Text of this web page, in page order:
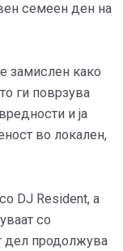
семеен ден на
замислен како
ги поврзува
и ја
во локален,
DJ Resident, а
со
дел продолжува